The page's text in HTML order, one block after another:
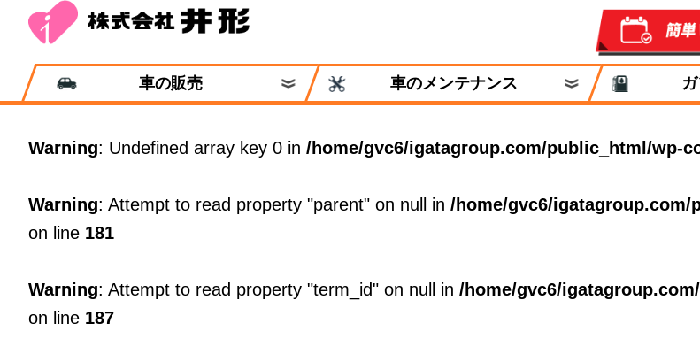
車の販売 車のメンテナンス ガ
Warning: Undefined array key 0 in /home/gvc6/igatagroup.com/public_html/wp-
Warning: Attempt to read property "parent" on null in /home/gvc6/
on line 181
Warning: Attempt to read property "term_id" on null in /home/gvc6/
on line 187